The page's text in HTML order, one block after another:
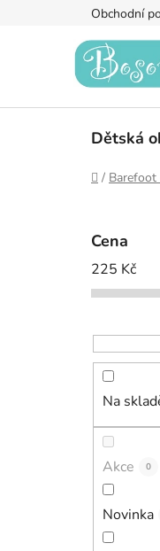
Obchodní
Dětská
Domů
/
Cena
225 Kč
Na
Akce 0
Novinka